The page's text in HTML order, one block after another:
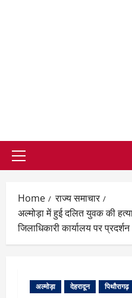
Primary
Home
राज्य समाचार
अल्मोड़ा में हुई दलित युवक की
जिलाधिकारी कार्यालय पर प्रदर्शन
अल्मोड़ा देहरादून पिथौरागढ़